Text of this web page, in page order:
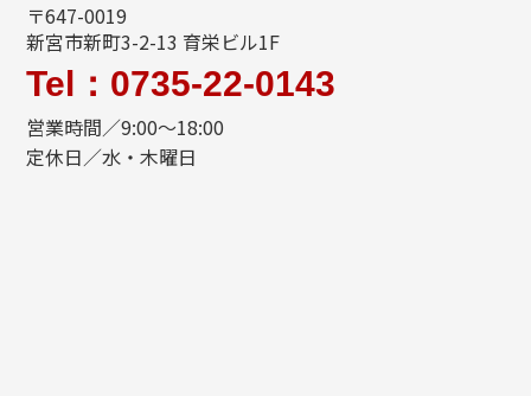
〒647-0019
新宮市新町3-2-13 育栄ビル1F
Tel：0735-22-0143
営業時間／9:00～18:00
定休日／水・木曜日